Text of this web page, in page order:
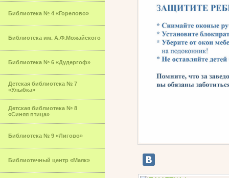
Библиотека № 4 «Горелово»
Библиотека им. А.Ф.Можайского
Библиотека № 6 «Дудергоф»
Детская библиотека № 7
«Улыбка»
Детская библиотека № 8
«Синяя птица»
Библиотека № 9 «Лигово»
Библиотечный центр «Маяк»